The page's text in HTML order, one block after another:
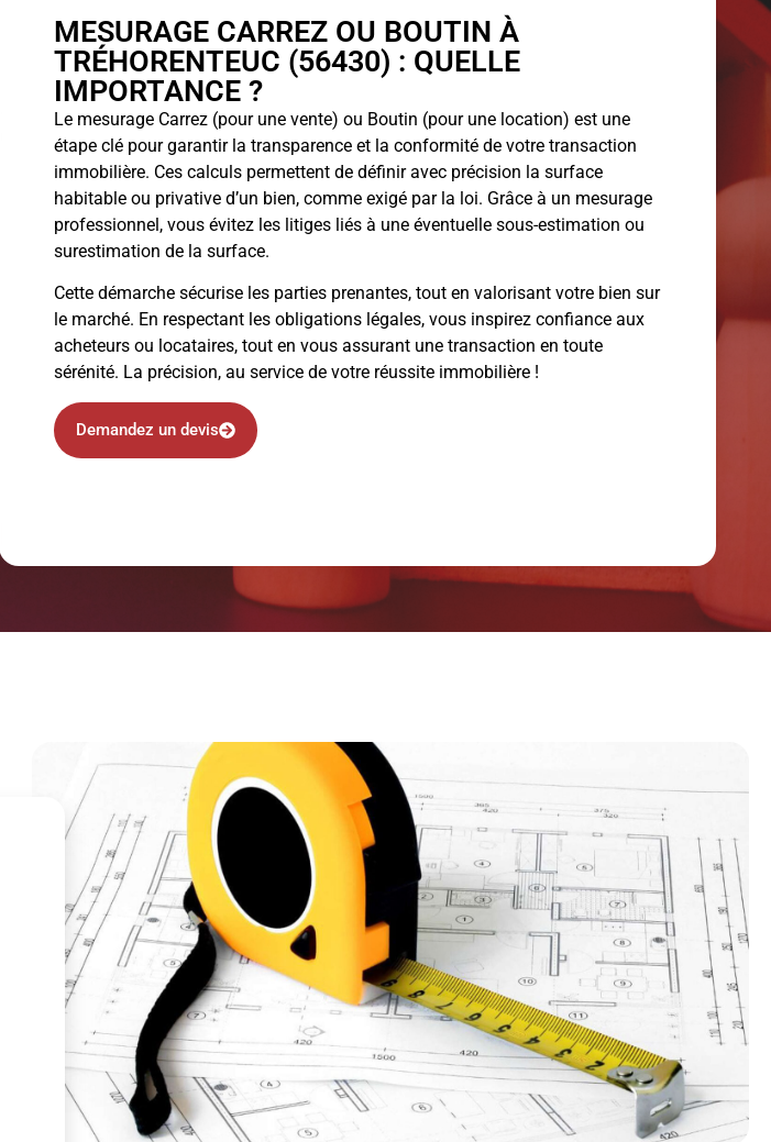
MESURAGE CARREZ OU BOUTIN À
TRÉHORENTEUC (56430) : QUELLE
IMPORTANCE ?
Le mesurage Carrez (pour une vente) ou Boutin (pour une location) est une
étape clé pour garantir la transparence et la conformité de votre transaction
immobilière. Ces calculs permettent de définir avec précision la surface
habitable ou privative d’un bien, comme exigé par la loi. Grâce à un mesurage
professionnel, vous évitez les litiges liés à une éventuelle sous-estimation ou
surestimation de la surface.
Cette démarche sécurise les parties prenantes, tout en valorisant votre bien sur
le marché. En respectant les obligations légales, vous inspirez confiance aux
acheteurs ou locataires, tout en vous assurant une transaction en toute
sérénité. La précision, au service de votre réussite immobilière !
Demandez un devis